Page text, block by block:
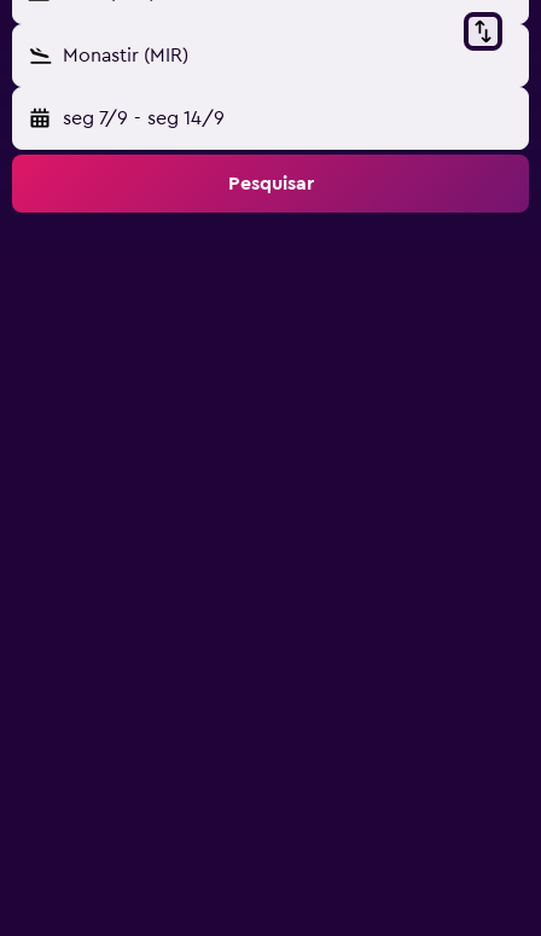
Monastir (MIR)
seg 7/9 - seg 14/9
Pesquisar